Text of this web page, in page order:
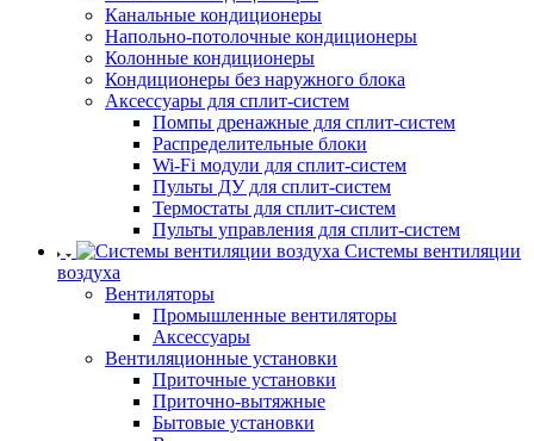
Канальные кондиционеры
Напольно-потолочные кондиционеры
Колонные кондиционеры
Кондиционеры без наружного блока
Аксессуары для сплит-систем
Помпы дренажные для сплит-систем
Распределительные блоки
Wi-Fi модули для сплит-систем
Пульты ДУ для сплит-систем
Термостаты для сплит-систем
Пульты управления для сплит-систем
Системы вентиляции
воздуха
Вентиляторы
Промышленные вентиляторы
Аксессуары
Вентиляционные установки
Приточные установки
Приточно-вытяжные
Бытовые установки